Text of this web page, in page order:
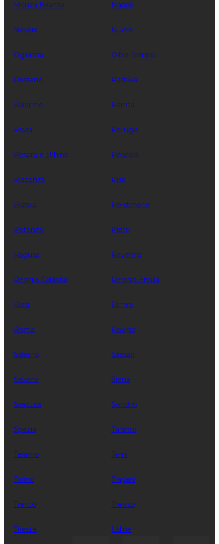
Monza Brianza Napoli
Novara Nuoro
Ogliastra Olbia-Tempio
Oristano Padova
Palermo Parma
Pavia Perugia
Pesaro e Urbino Pescara
Piacenza Pisa
Pistoia Pordenone
Potenza Prato
Ragusa Ravenna
Reggio Calabria Reggio Emilia
Rieti Rimini
Roma Rovigo
Salerno Sassari
Savona Siena
Siracusa Sondrio
Spezia Taranto
Teramo Terni
Torino Trapani
Trento Treviso
Trieste Udine